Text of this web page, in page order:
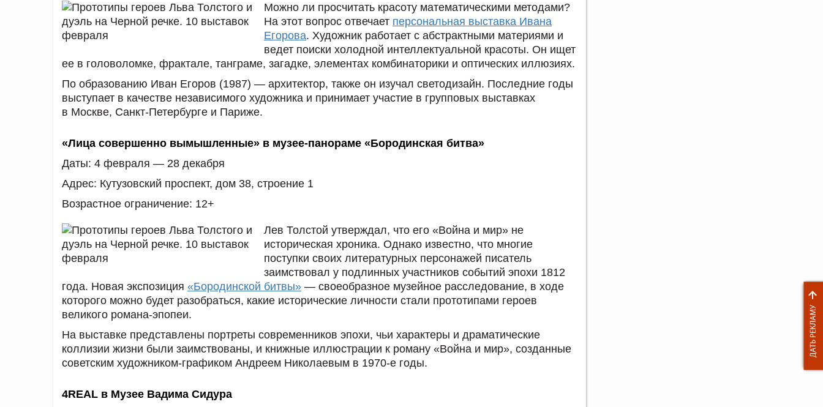
Можно ли просчитать красоту математическими методами?
На этот вопрос отвечает персональная выставка Ивана
Егорова. Художник работает с абстрактными материями и
ведет поиски холодной интеллектуальной красоты. Он ищет
ее в головоломке, фрактале, танграме, загадке, элементах комбинаторики и оптических иллюзиях.
По образованию Иван Егоров (1987) — архитектор, также он изучал светодизайн. Последние годы
выступает в качестве независимого художника и принимает участие в групповых выставках
в Москве, Санкт-Петербурге и Париже.
«Лица совершенно вымышленные» в музее-панораме «Бородинская битва»
Даты: 4 февраля — 28 декабря
Адрес: Кутузовский проспект, дом 38, строение 1
Возрастное ограничение: 12+
Лев Толстой утверждал, что его «Война и мир» не
историческая хроника. Однако известно, что многие
поступки своих литературных персонажей писатель
заимствовал у подлинных участников событий эпохи 1812
года. Новая экспозиция «Бородинской битвы» — своеобразное музейное расследование, в ходе
которого можно будет разобраться, какие исторические личности стали прототипами героев
великого романа-эпопеи.
На выставке представлены портреты современников эпохи, чьи характеры и драматические
коллизии жизни были заимствованы, и книжные иллюстрации к роману «Война и мир», созданные
советским художником-графиком Андреем Николаевым в 1970-е годы.
4REAL в Музее Вадима Сидура